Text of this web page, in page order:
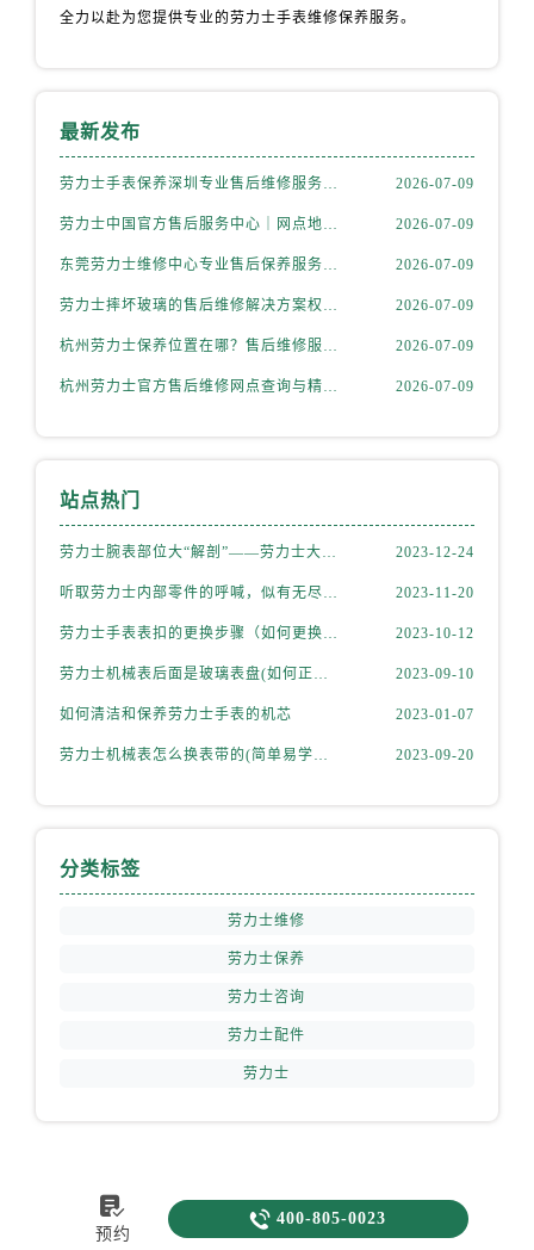
全力以赴为您提供专业的劳力士手表维修保养服务。
最新发布
劳力士手表保养深圳专业售后维修服务权威公示（2026年7月最新） 2026-07-09
劳力士中国官方售后服务中心｜网点地址及客服电话权威信息通告（2026年7月更新） 2026-07-09
东莞劳力士维修中心专业售后保养服务权威公示（2026年7月最新） 2026-07-09
劳力士摔坏玻璃的售后维修解决方案权威公示（2026年7月最新） 2026-07-09
杭州劳力士保养位置在哪？售后维修服务网点指南权威公示（2026年7月最新） 2026-07-09
杭州劳力士官方售后维修网点查询与精准预约服务指南权威公示（2026年7月最新） 2026-07-09
站点热门
劳力士腕表部位大“解剖”——劳力士大讲堂开课啦！ 2023-12-24
听取劳力士内部零件的呼喊，似有无尽的故事等待我们去探索 2023-11-20
劳力士手表表扣的更换步骤（如何更换手表的表扣） 2023-10-12
劳力士机械表后面是玻璃表盘(如何正确清洁和保养) 2023-09-10
如何清洁和保养劳力士手表的机芯 2023-01-07
劳力士机械表怎么换表带的(简单易学的步骤) 2023-09-20
分类标签
劳力士维修
劳力士保养
劳力士咨询
劳力士配件
劳力士

预约
 400-805-0023